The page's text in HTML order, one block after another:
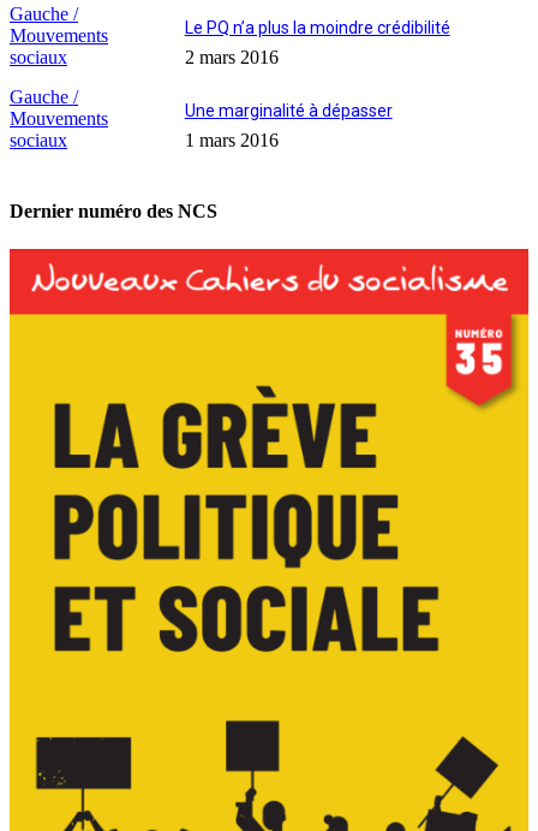
Gauche /
Mouvements
sociaux
Le PQ n’a plus la moindre crédibilité
2 mars 2016
Gauche /
Mouvements
sociaux
Une marginalité à dépasser
1 mars 2016
Dernier numéro des NCS